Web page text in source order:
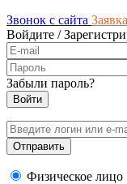
Звонок с сайта Заявка
Войдите /
Забыли пароль?
Физическое лицо